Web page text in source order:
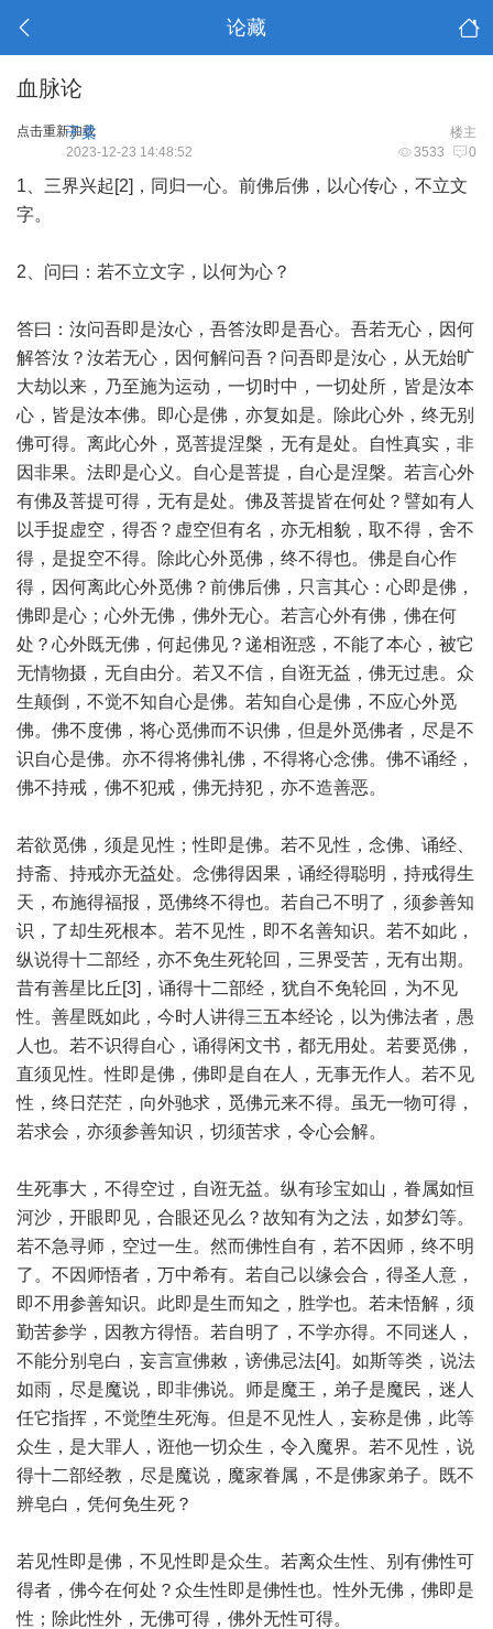
论藏
血脉论
点击重新加载 楼主
子柔
3533 0
2023-12-23 14:48:52
1、三界兴起[2]，同归一心。前佛后佛，以心传心，不立文
字。
2、问曰：若不立文字，以何为心？
答曰：汝问吾即是汝心，吾答汝即是吾心。吾若无心，因何
解答汝？汝若无心，因何解问吾？问吾即是汝心，从无始旷
大劫以来，乃至施为运动，一切时中，一切处所，皆是汝本
心，皆是汝本佛。即心是佛，亦复如是。除此心外，终无别
佛可得。离此心外，觅菩提涅槃，无有是处。自性真实，非
因非果。法即是心义。自心是菩提，自心是涅槃。若言心外
有佛及菩提可得，无有是处。佛及菩提皆在何处？譬如有人
以手捉虚空，得否？虚空但有名，亦无相貌，取不得，舍不
得，是捉空不得。除此心外觅佛，终不得也。佛是自心作
得，因何离此心外觅佛？前佛后佛，只言其心：心即是佛，
佛即是心；心外无佛，佛外无心。若言心外有佛，佛在何
处？心外既无佛，何起佛见？递相诳惑，不能了本心，被它
无情物摄，无自由分。若又不信，自诳无益，佛无过患。众
生颠倒，不觉不知自心是佛。若知自心是佛，不应心外觅
佛。佛不度佛，将心觅佛而不识佛，但是外觅佛者，尽是不
识自心是佛。亦不得将佛礼佛，不得将心念佛。佛不诵经，
佛不持戒，佛不犯戒，佛无持犯，亦不造善恶。
若欲觅佛，须是见性；性即是佛。若不见性，念佛、诵经、
持斋、持戒亦无益处。念佛得因果，诵经得聪明，持戒得生
天，布施得福报，觅佛终不得也。若自己不明了，须参善知
识，了却生死根本。若不见性，即不名善知识。若不如此，
纵说得十二部经，亦不免生死轮回，三界受苦，无有出期。
昔有善星比丘[3]，诵得十二部经，犹自不免轮回，为不见
性。善星既如此，今时人讲得三五本经论，以为佛法者，愚
人也。若不识得自心，诵得闲文书，都无用处。若要觅佛，
直须见性。性即是佛，佛即是自在人，无事无作人。若不见
性，终日茫茫，向外驰求，觅佛元来不得。虽无一物可得，
若求会，亦须参善知识，切须苦求，令心会解。
生死事大，不得空过，自诳无益。纵有珍宝如山，眷属如恒
河沙，开眼即见，合眼还见么？故知有为之法，如梦幻等。
若不急寻师，空过一生。然而佛性自有，若不因师，终不明
了。不因师悟者，万中希有。若自己以缘会合，得圣人意，
即不用参善知识。此即是生而知之，胜学也。若未悟解，须
勤苦参学，因教方得悟。若自明了，不学亦得。不同迷人，
不能分别皂白，妄言宣佛敕，谤佛忌法[4]。如斯等类，说法
如雨，尽是魔说，即非佛说。师是魔王，弟子是魔民，迷人
任它指挥，不觉堕生死海。但是不见性人，妄称是佛，此等
众生，是大罪人，诳他一切众生，令入魔界。若不见性，说
得十二部经教，尽是魔说，魔家眷属，不是佛家弟子。既不
辨皂白，凭何免生死？
若见性即是佛，不见性即是众生。若离众生性、别有佛性可
得者，佛今在何处？众生性即是佛性也。性外无佛，佛即是
性；除此性外，无佛可得，佛外无性可得。